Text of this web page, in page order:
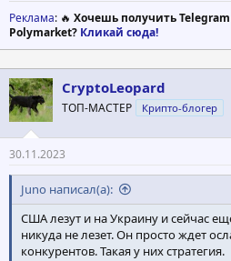
Реклама: 🔥 Хочешь получить
Polymarket? Кликай сюда!
CryptoLeopard
ТОП-МАСТЕР Крипто-блогер
30.11.2023
Juno написал(а):
США лезут и на Украину и сейчас
никуда не лезет. Он просто ждет
конкурентов. Такая у них стратегия.